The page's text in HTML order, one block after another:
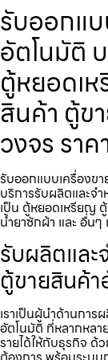
รับออกแ
อัตโนมัติ
ตู้หยอดเ
สินค้า ตู้ข
วงจร รา
รับออกแบบเครื่องข
บริการรับผลิตและจ
เป็น ตู้หยอดเหรียญ
น้ำยาซักผ้า และ อื่น
รับผลิตและ
ตู้ขายสินค้
เราเป็นผู้นำด้านกา
อัตโนมัติ ที่หลากหลา
รายได้ให้กับธุรกิจ ด้